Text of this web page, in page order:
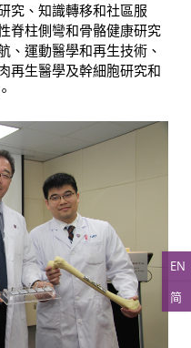
EN
简
究、知識轉移和社區服
脊柱側彎和骨骼健康研究
、運動醫學和再生技術、
再生醫學及幹細胞研究和